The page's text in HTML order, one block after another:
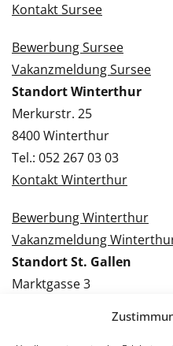
Kontakt Sursee
Bewerbung Sursee
Vakanzmeldung Sursee
Standort Winterthur
Merkurstr. 25
8400 Winterthur
Tel.: 052 267 03 03
Kontakt Winterthur
Bewerbung Winterthur
Vakanzmeldung
Standort St. Gallen
Marktgasse 3